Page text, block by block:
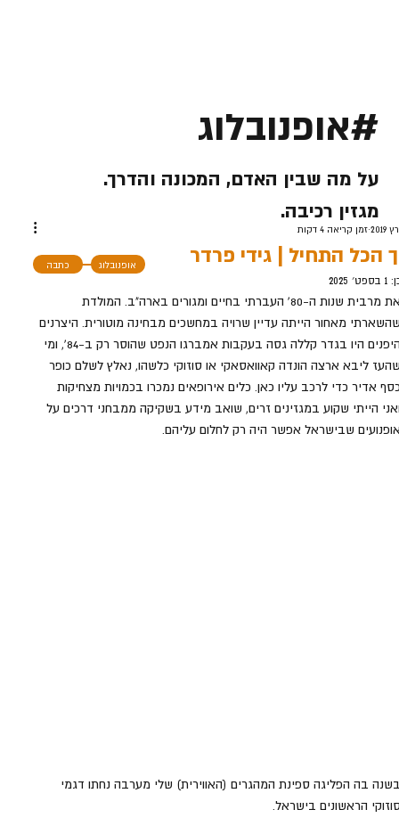
הכל התחיל | גידי פרדר
זמן קריאה 4 דקות
1 בספט׳ 2025
את מרבית שנות ה-80' העברתי בחיים ומגורים בארה"ב. המולדת
מאחור הייתה עדיין שרויה במחשכים מבחינה מוטורית. היצרנים
היפנים היו בגדר קללה גסה בעקבות אמברגו הנפט שהוסר רק ב-84', ומי
ליבא ארצה הונדה קאוואסאקי או סוזוקי כלשהו, נאלץ לשלם כופר
אדיר כדי לרכב עליו כאן. כלים אירופאים נמכרו בכמויות מצחיקות
הייתי שקוע במגזינים זרים, שואב מידע בשקיקה ממבחני דרכים על
שבישראל אפשר היה רק לחלום עליהם.
בה הפליגה ספינת המהגרים (האווירית) שלי מערבה נחתו דגמי
הראשונים בישראל.
כתבה אופנובלוג
#אופנובלוג
על מה שבין האדם, המכונה והדרך.
מגזין רכיבה.